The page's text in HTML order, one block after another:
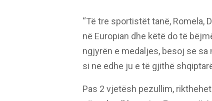
“Të tre sportistët tanë, Romela,
në Europian dhe këtë do të
ngjyrën e medaljes, besoj se
si ne edhe ju e të gjithë
Pas 2 vjetësh pezullim,